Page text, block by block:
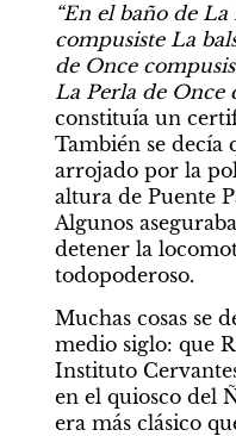
“En el baño de
compusiste La
de Once
La Perla de Once
constituía un
También se decía
arrojado por la
altura de Puente
Algunos
detener la
todopoderoso.
Muchas cosas se
medio siglo: que
Instituto
en el quiosco del
era más clásico